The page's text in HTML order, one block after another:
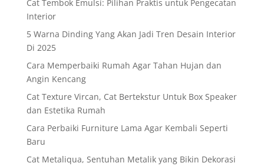
Cat Tembok Emulsi: Pilihan Praktis untuk Pengecatan
Interior
5 Warna Dinding Yang Akan Jadi Tren Desain Interior
Di 2025
Cara Memperbaiki Rumah Agar Tahan Hujan dan
Angin Kencang
Cat Texture Vircan, Cat Bertekstur Untuk Box Speaker
dan Estetika Rumah
Cara Perbaiki Furniture Lama Agar Kembali Seperti
Baru
Cat Metaliqua, Sentuhan Metalik yang Bikin Dekorasi